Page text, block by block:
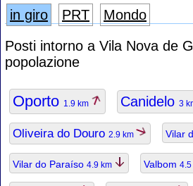
in giro PRT
Mondo
Posti intorno a Vila Nova de
popolazione
Oporto 1.9 km Canidelo 3
Oliveira do Douro 2.9 km Vilar
Vilar do Paraíso 4.9 km Valbom 4.5